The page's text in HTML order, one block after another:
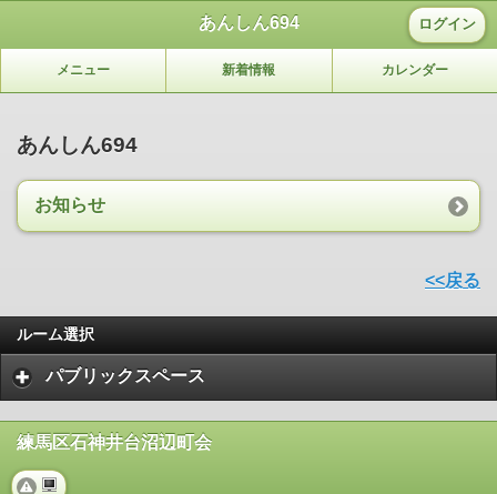
あんしん694 ログイン
メニュー 新着情報 カレンダー
あんしん694
お知らせ
<<戻る
ルーム選択
パブリックスペース
練馬区石神井台沼辺町会